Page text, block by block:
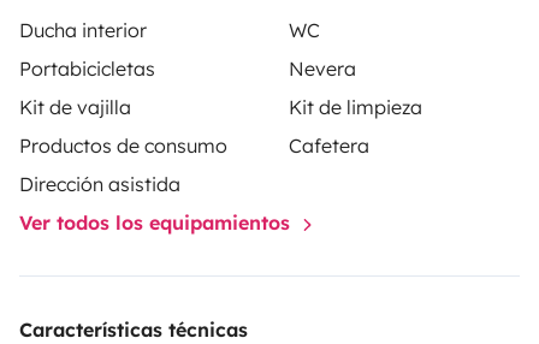
douche modulable.
Un grand confort pour partir une
semaine ou plus, profiter des paysages durant votre
voyage et être à l'aise à l' étape.
Ducha interior
WC
Portabicicletas
Nevera
Kit de vajilla
Kit de limpieza
Productos de consumo
Cafetera
Dirección asistida
Ver todos los equipamientos
Características técnicas